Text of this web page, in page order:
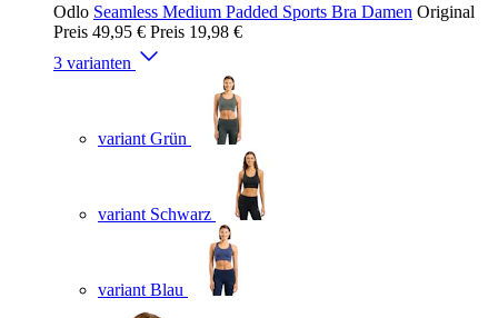
Odlo Seamless Medium Padded Sports Bra Damen Original
Preis 49,95 € Preis 19,98 €
3 varianten
variant Grün
variant Schwarz
variant Blau